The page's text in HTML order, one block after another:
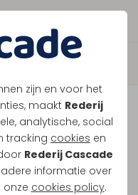
zijn en voor het
maakt Rederij
analytische, social
tracking cookies en
Rederij Cascade
informatie over
onze cookies policy.
vaart de
gaan
door.